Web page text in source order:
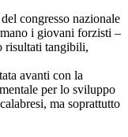
congresso nazionale
i giovani forzisti –
risultati tangibili,
avanti con la
per lo sviluppo
ma soprattutto